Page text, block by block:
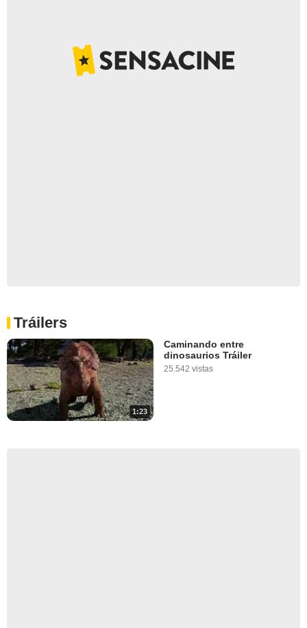
Tráilers
1:23
Caminando entre
dinosaurios Tráiler
25.542 vistas